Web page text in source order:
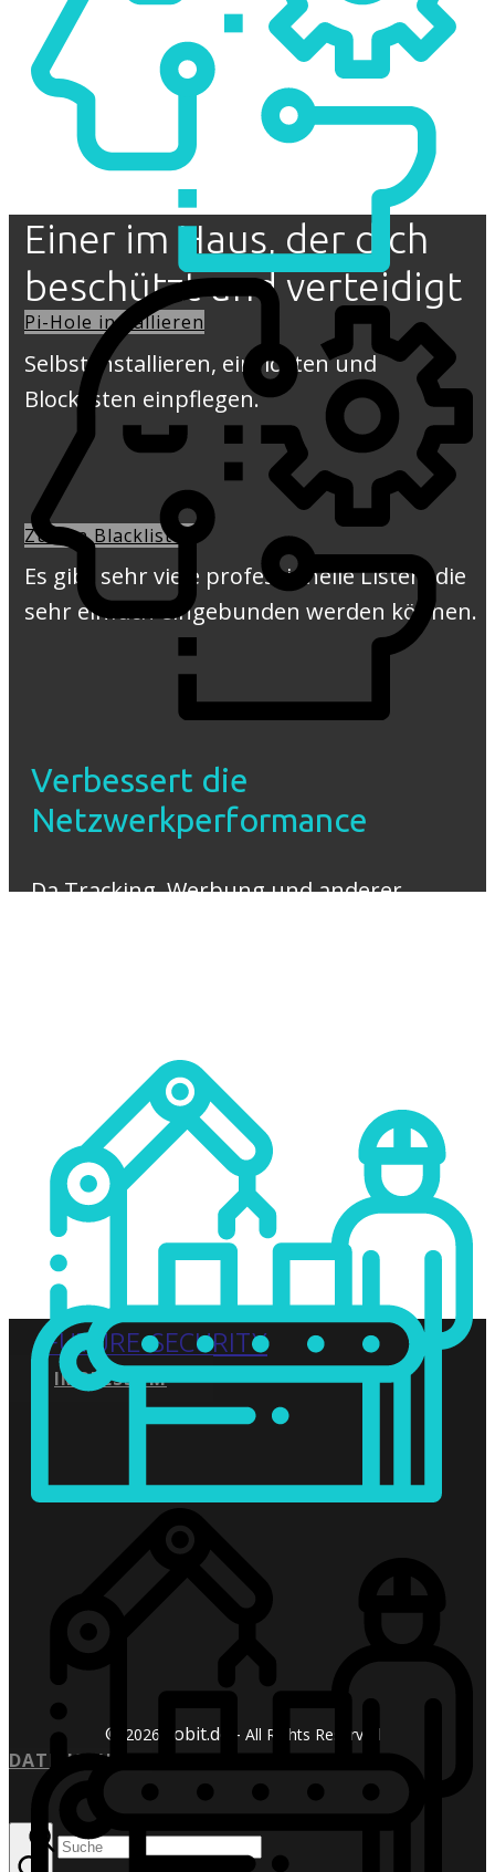
Verbessert die
Netzwerkperformance
Da Tracking, Werbung und anderer
Einer im Haus, der dich
beschützt und verteidigt
Pi-Hole installieren
Selbst installieren, einrichten und
Blocklisten einpflegen.
Zu den Blacklisten
Es gibt sehr viele professionelle Listen, die
sehr einfach eingebunden werden können.
FUTURE SECURITY
IMPRESSUM
© 2026 xobit.de - All Rights Reserved
DATENSCHUTZ